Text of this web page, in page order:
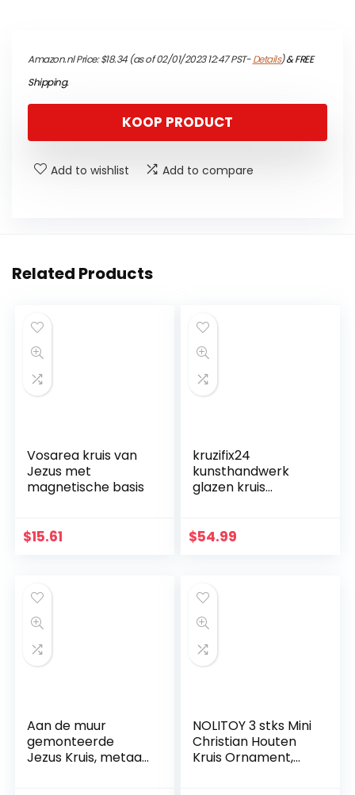
Amazon.nl Price:$18.34(as of 02/01/2023 12:47 PST-Details)&FREE
Shipping.
KOOP PRODUCT
Add to wishlist Add to compare
Related Products
Vosarea kruis van
Jezus met
magnetische basis
$15.61
kruzifix24
kunsthandwerk
glazen kruis
aquamarijn goud
$54.99
Aan de muur
gemonteerde
Jezus Kruis, metaal
NOLITOY 3 stks Mini
Christian Houten
Kruis Ornament,